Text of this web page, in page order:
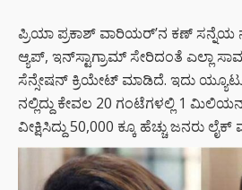
ಪ್ರಿಯಾ ಪ್ರಕಾಶ್‌ ವಾರಿಯರ್‌’ನ ಕಣ್
ಆ್ಯಪ್​, ಇನ್​ಸ್ಟಾಗ್ರಾಮ್ ಸೇರಿದಂತೆ ಎಲ್ಲಾ
ಸೆನ್ಸೇಷನ್ ಕ್ರಿಯೇಟ್ ಮಾಡಿದೆ. ಇದು
ನಲ್ಲಿದ್ದು ಕೇವಲ 20 ಗಂಟೆಗಳಲ್ಲಿ 1
ವೀಕ್ಷಿಸಿದ್ದು 50,000 ಕ್ಕೂ ಹೆಚ್ಚು ಜನರು ಲೈಕ್